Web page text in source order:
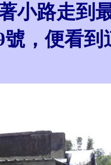
小路走到
號，便看